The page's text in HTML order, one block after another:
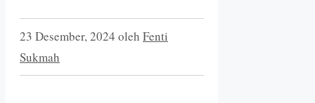
23 Desember, 2024 oleh Fenti
Sukmah